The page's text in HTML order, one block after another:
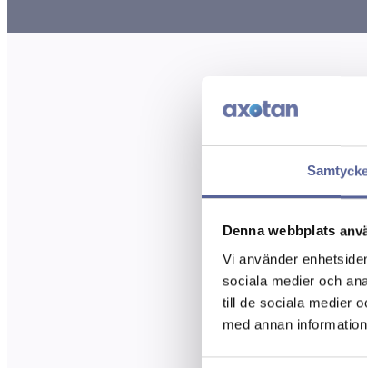
Denna webbplats
Vi använder
sociala medier och
till de sociala medier
med annan